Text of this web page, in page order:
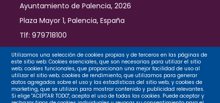
Ayuntamiento de Palencia, 2026
Plaza Mayor 1, Palencia, España
Tlf: 979718100
Contacto
Legal
Utilizamos una selección de cookies propias y de terceros en las páginas de
este sitio web: Cookies esenciales, que son necesarias para utilizar el sitio
web; cookies funcionales, que proporcionan una mejor facilidad de uso al
utilizar el sitio web; cookies de rendimiento, que utilizamos para generar
datos agregados sobre el uso y las estadísticas del sitio web; y cookies de
marketing, que se utilizan para mostrar contenido y publicidad relevantes.
Si elige "ACEPTAR TODO", acepta el uso de todas las cookies. Puede aceptar y